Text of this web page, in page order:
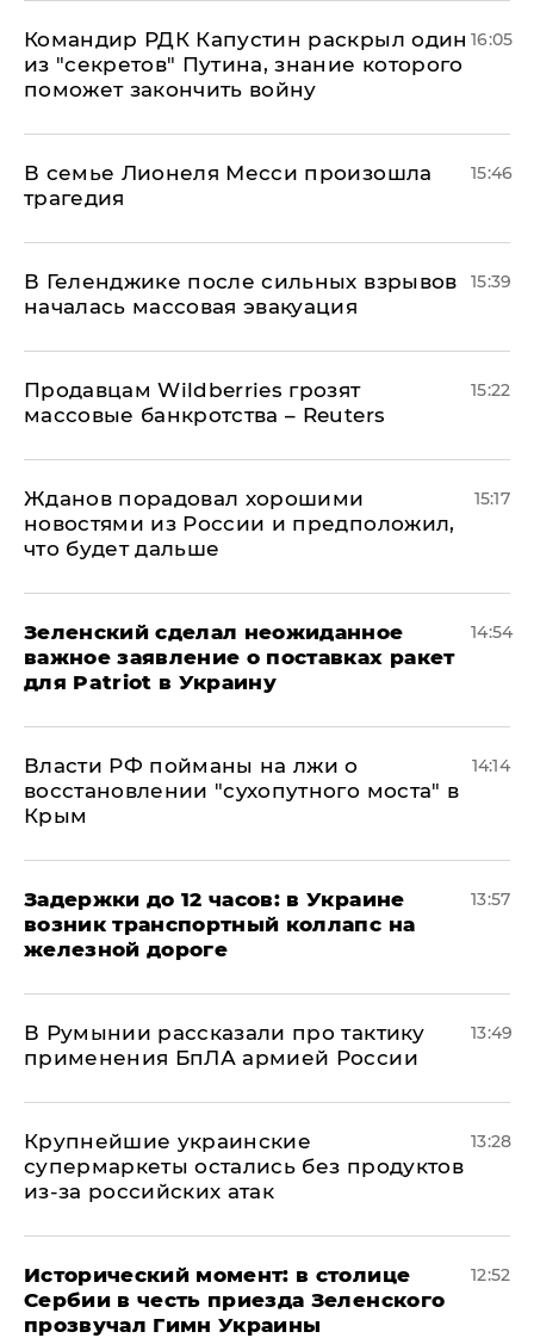
Командир РДК Капустин раскрыл один
из "секретов" Путина, знание которого
поможет закончить войну
16:05
В семье Лионеля Месси произошла
трагедия
15:46
В Геленджике после сильных взрывов
началась массовая эвакуация
15:39
Продавцам Wildberries грозят
массовые банкротства – Reuters
15:22
Жданов порадовал хорошими
новостями из России и предположил,
что будет дальше
15:17
Зеленский сделал неожиданное
важное заявление о поставках ракет
для Patriot в Украину
14:54
Власти РФ пойманы на лжи о
восстановлении "сухопутного моста" в
Крым
14:14
Задержки до 12 часов: в Украине
возник транспортный коллапс на
железной дороге
13:57
В Румынии рассказали про тактику
применения БпЛА армией России
13:49
Крупнейшие украинские
супермаркеты остались без продуктов
из-за российских атак
13:28
Исторический момент: в столице
Сербии в честь приезда Зеленского
прозвучал Гимн Украины
12:52